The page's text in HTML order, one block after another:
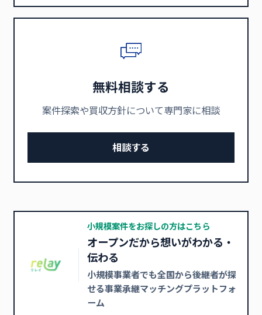
無料相談する
案件探索や買収方針について専門家に相談
相談する
小規模案件をお探しの方はこちら
オープンだから想いがわかる・
伝わる
小規模事業者でも全国から後継者が探
せる事業承継マッチングプラットフォ
ーム